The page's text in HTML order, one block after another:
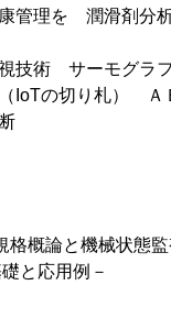
管理を 潤滑剤分
技術 サーモグラ
IoTの切り札） Ａ
概論と機械状態
と応用例－